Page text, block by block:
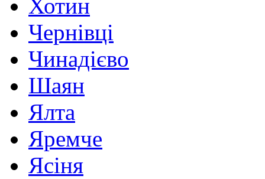
Хотин
Чернівці
Чинадієво
Шаян
Ялта
Яремче
Ясіня